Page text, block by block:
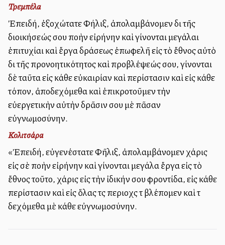
Τρεμπέλα
Ἐπειδή, ἐξοχώτατε Φήλιξ, ἀπολαμβάνομεν διὰ τῆς
διοικήσεώς σου πολλὴν εἰρήνην καὶ γίνονται μεγάλαι
ἐπιτυχίαι καὶ ἔργα δράσεως ἐπωφελῆ εἰς τὸ ἔθνος αὐτὸ
διὰ τῆς προνοητικότητος καὶ προβλέψεώς σου, γίνονται
δὲ ταῦτα εἰς κάθε εὐκαιρίαν καὶ περίστασιν καὶ εἰς κάθε
τόπον, ἀποδεχόμεθα καὶ ἐπικροτοῦμεν τὴν
εὐεργετικὴν αὐτὴν δρᾶσιν σου μὲ πᾶσαν
εὐγνωμοσύνην.
Κολιτσάρα
«Ἐπειδή, εὐγενέστατε Φῆλιξ, ἀπολαμβάνομεν χάρις
εἰς σὲ πολλὴν εἰρήνην καὶ γίνονται μεγάλα ἔργα εἰς τὸ
ἔθνος τοῦτο, χάρις εἰς τὴν ἰδικήν σου φροντίδα, εἰς κάθε
περίστασιν καὶ εἰς ὅλας τὰς περιοχὰς τὰ βλέπομεν καὶ τὰ
δεχόμεθα μὲ κάθε εὐγνωμοσύνην.